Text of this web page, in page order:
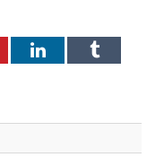
LinkedInTumblr